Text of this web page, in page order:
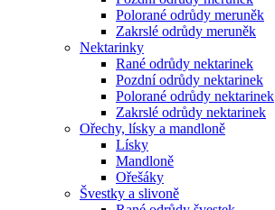
Polorané odrůdy meruněk
Zakrslé odrůdy meruněk
Nektarinky
Rané odrůdy nektarinek
Pozdní odrůdy nektarinek
Polorané odrůdy nektarinek
Zakrslé odrůdy nektarinek
Ořechy, lísky a mandloně
Lísky
Mandloně
Ořešáky
Švestky a slivoně